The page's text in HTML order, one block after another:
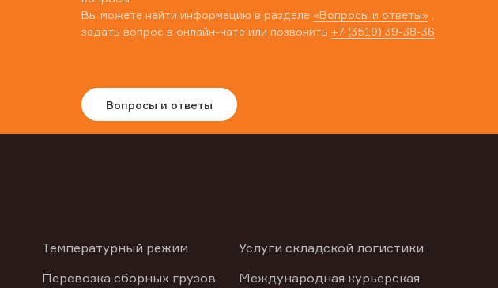
Вы можете найти информацию в разделе «Вопросы и ответы»
задать вопрос в онлайн-чате или позвонить +7 (3519) 39-38-36
Вопросы и ответы
Температурный режим
Перевозка сборных грузов
Услуги складской логистики
Международная курьерская